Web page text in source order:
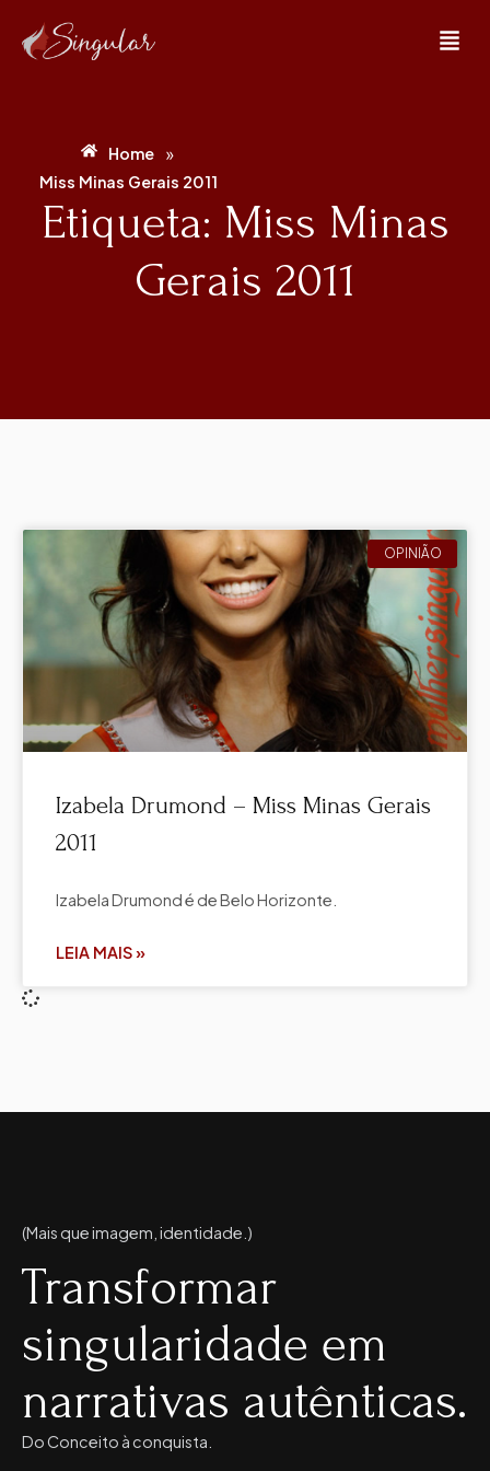
Home »
Miss Minas Gerais 2011
Etiqueta: Miss Minas
Gerais 2011
OPINIÃO
Izabela Drumond – Miss Minas Gerais
2011
Izabela Drumond é de Belo Horizonte.
LEIA MAIS »
(Mais que imagem, identidade.)
Transformar
singularidade em
narrativas autênticas.
Do Conceito à conquista.